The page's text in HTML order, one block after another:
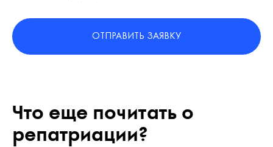
ОТПРАВИТЬ ЗАЯВКУ
Что еще почитать о
репатриации?